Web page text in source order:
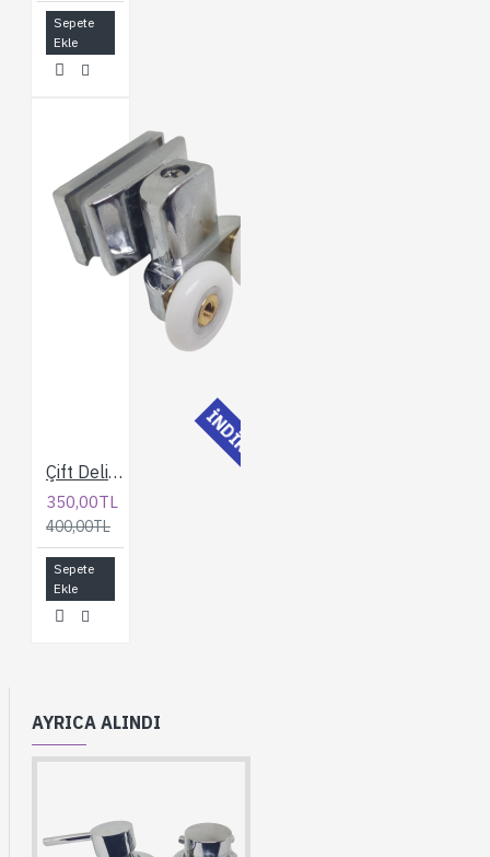
Sepete
Ekle
İNDİRİMLİ
Çift Delikli Ares Duşakabin Rulmanı
350,00TL
400,00TL
Sepete
Ekle
AYRICA ALINDI